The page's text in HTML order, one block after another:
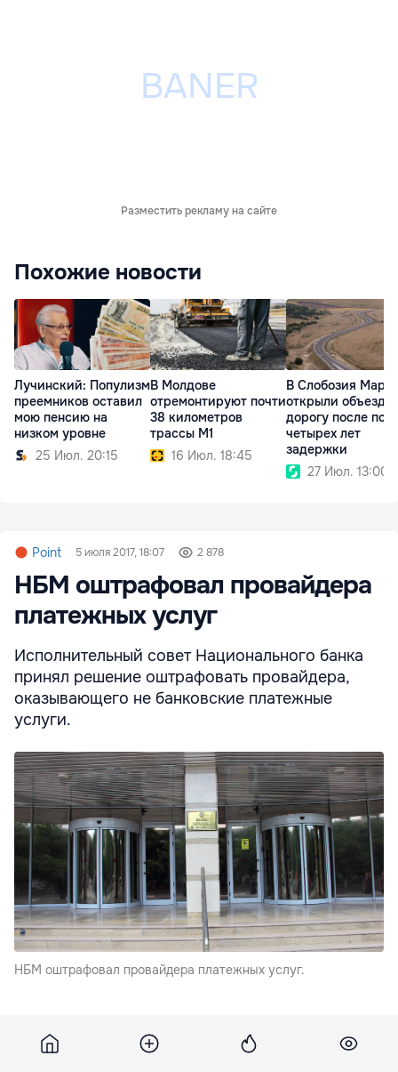
Разместить рекламу на сайте
Похожие новости
Лучинский: Популизм
преемников оставил
мою пенсию на
низком уровне
25 Июл. 20:15
В Молдове
отремонтируют почти
38 километров
трассы M1
16 Июл. 18:45
В Слобозия Маре
открыли
дорогу после
четырех лет
задержки
27 Июл. 13:00
Point 5 июля 2017, 18:07 2 878
НБМ оштрафовал провайдера
платежных услуг
Исполнительный совет Национального банка
принял решение оштрафовать провайдера,
оказывающего не банковские платежные
услуги.
НБМ оштрафовал провайдера платежных услуг.
предупреждении и борьбе с отмыванием денег и